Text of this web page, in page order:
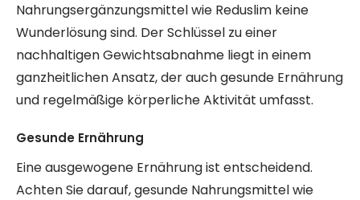
Nahrungsergänzungsmittel wie Reduslim keine
Wunderlösung sind. Der Schlüssel zu einer
nachhaltigen Gewichtsabnahme liegt in einem
ganzheitlichen Ansatz, der auch gesunde Ernährung
und regelmäßige körperliche Aktivität umfasst.
Gesunde Ernährung
Eine ausgewogene Ernährung ist entscheidend.
Achten Sie darauf, gesunde Nahrungsmittel wie